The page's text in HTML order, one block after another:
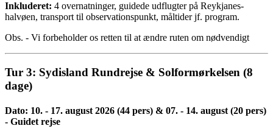
Inkluderet: 4 overnatninger, guidede udflugter på Reykjanes-
halvøen, transport til observationspunkt, måltider jf. program.
Obs. - Vi forbeholder os retten til at ændre ruten om nødvendigt
Tur 3: Sydisland Rundrejse & Solformørkelsen (8
dage)
Dato: 10. - 17. august 2026 (44 pers) & 07. - 14. august (20 pers)
- Guidet rejse